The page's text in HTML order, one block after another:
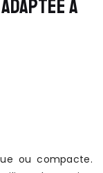
À
ou compacte.